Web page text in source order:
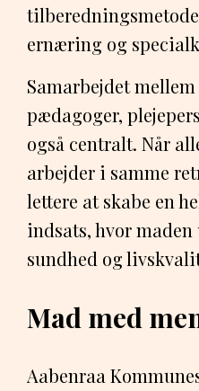
ernæring og
Samarbejdet mellem
pædagoger,
også centralt. Når
arbejder i samme
lettere at skabe en
indsats, hvor
sundhed og
Mad med
Aabenraa